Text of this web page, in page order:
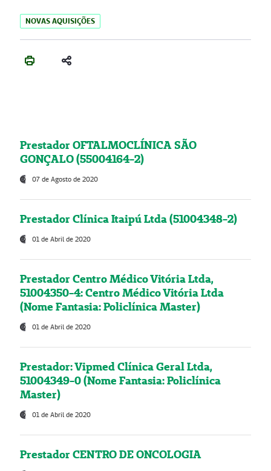
NOVAS AQUISIÇÕES
Prestador OFTALMOCLÍNICA SÃO
GONÇALO (55004164-2)
07 de Agosto de 2020
Prestador Clínica Itaipú Ltda (51004348-2)
01 de Abril de 2020
Prestador Centro Médico Vitória Ltda,
51004350-4: Centro Médico Vitória Ltda
(Nome Fantasia: Policlínica Master)
01 de Abril de 2020
Prestador: Vipmed Clínica Geral Ltda,
51004349-0 (Nome Fantasia: Policlínica
Master)
01 de Abril de 2020
Prestador CENTRO DE ONCOLOGIA